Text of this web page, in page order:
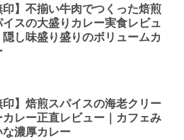
印】不揃い牛肉でつくった焙煎
イスの大盛りカレー実食レビュ
隠し味盛り盛りのボリュームカ
印】焙煎スパイスの海老クリー
カレー正直レビュー｜カフェみ
な濃厚カレー